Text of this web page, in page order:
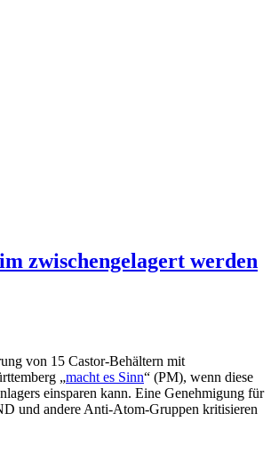
zwischengelagert werden
von 15 Castor-Behältern mit
„macht es Sinn“ (PM), wenn diese
einsparen kann. Eine Genehmigung für
und andere Anti-Atom-Gruppen kritisieren